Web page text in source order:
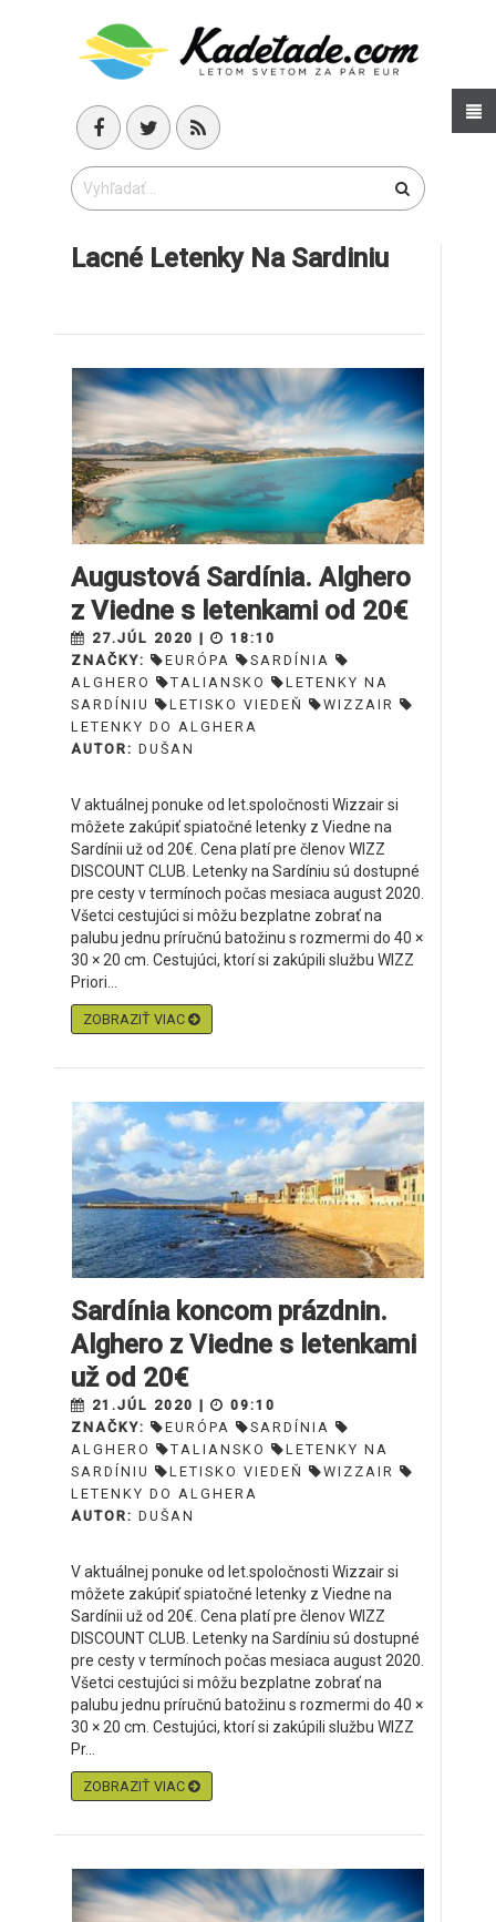
Lacné Letenky Na Sardiniu
Augustová Sardínia. Alghero
z Viedne s letenkami od 20€
27.JÚL 2020 |
18:10
ZNAČKY:
EURÓPA
SARDÍNIA
ALGHERO
TALIANSKO
LETENKY NA
SARDÍNIU
LETISKO VIEDEŇ
WIZZAIR
LETENKY DO ALGHERA
AUTOR: DUŠAN
V aktuálnej ponuke od let.spoločnosti Wizzair si
môžete zakúpiť spiatočné letenky z Viedne na
Sardínii už od 20€. Cena platí pre členov WIZZ
DISCOUNT CLUB. Letenky na Sardíniu sú dostupné
pre cesty v termínoch počas mesiaca august 2020.
Všetci cestujúci si môžu bezplatne zobrať na
palubu jednu príručnú batožinu s rozmermi do 40 ×
30 × 20 cm. Cestujúci, ktorí si zakúpili službu WIZZ
Priori...
ZOBRAZIŤ VIAC
Sardínia koncom prázdnin.
Alghero z Viedne s letenkami
už od 20€
21.JÚL 2020 |
09:10
ZNAČKY:
EURÓPA
SARDÍNIA
ALGHERO
TALIANSKO
LETENKY NA
SARDÍNIU
LETISKO VIEDEŇ
WIZZAIR
LETENKY DO ALGHERA
AUTOR: DUŠAN
V aktuálnej ponuke od let.spoločnosti Wizzair si
môžete zakúpiť spiatočné letenky z Viedne na
Sardínii už od 20€. Cena platí pre členov WIZZ
DISCOUNT CLUB. Letenky na Sardíniu sú dostupné
pre cesty v termínoch počas mesiaca august 2020.
Všetci cestujúci si môžu bezplatne zobrať na
palubu jednu príručnú batožinu s rozmermi do 40 ×
30 × 20 cm. Cestujúci, ktorí si zakúpili službu WIZZ
Pr...
ZOBRAZIŤ VIAC